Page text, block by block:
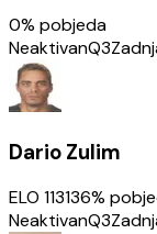
0% pobjeda
NeaktivanQ3
Dario Zulim
ELO 113136%
NeaktivanQ3